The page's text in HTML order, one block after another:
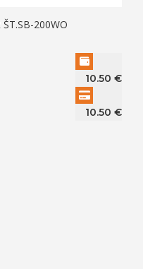
ŠT.SB-200WO
10.50 €
10.50 €